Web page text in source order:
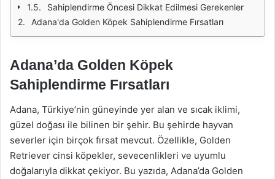
Sahiplendirme Öncesi Dikkat Edilmesi Gerekenler
Adana'da Golden Köpek Sahiplendirme Fırsatları
Adana’da Golden Köpek
Sahiplendirme Fırsatları
Adana, Türkiye’nin güneyinde yer alan ve sıcak iklimi,
güzel doğası ile bilinen bir şehir. Bu şehirde hayvan
severler için birçok fırsat mevcut. Özellikle, Golden
Retriever cinsi köpekler, sevecenlikleri ve uyumlu
doğalarıyla dikkat çekiyor. Bu yazıda, Adana’da Golden